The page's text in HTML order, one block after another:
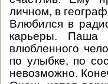
личном, в
Влюбился в
карьеры. Паша
влюбленного
по улыбке, по
невозможно.